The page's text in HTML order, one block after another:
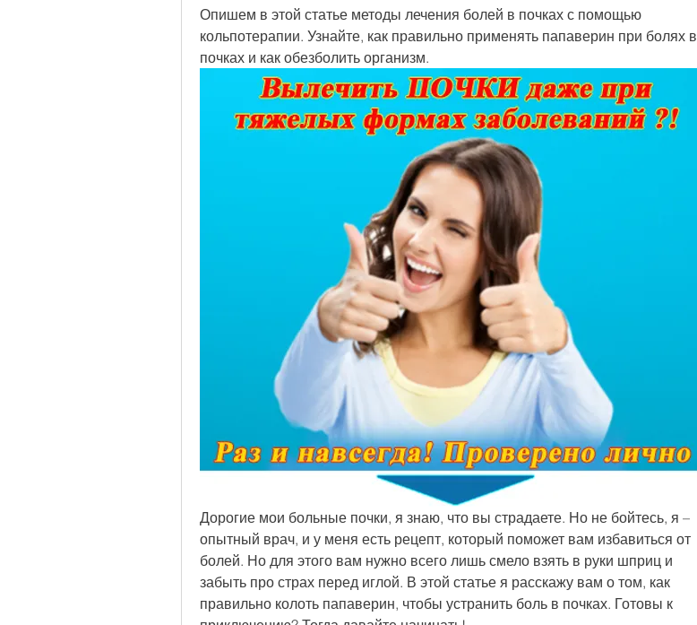
Опишем в этой статье методы лечения болей в почках с помощью
кольпотерапии. Узнайте, как правильно применять папаверин при болях в
почках и как обезболить организм.
Дорогие мои больные почки, я знаю, что вы страдаете. Но не бойтесь, я –
опытный врач, и у меня есть рецепт, который поможет вам избавиться от
болей. Но для этого вам нужно всего лишь смело взять в руки шприц и
забыть про страх перед иглой. В этой статье я расскажу вам о том, как
правильно колоть папаверин, чтобы устранить боль в почках. Готовы к